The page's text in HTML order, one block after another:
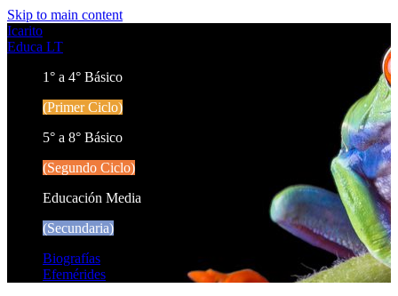
Skip to main content
Icarito
Educa LT
1° a 4° Básico
(Primer Ciclo)
5° a 8° Básico
(Segundo Ciclo)
Educación Media
(Secundaria)
Biografías
Efemérides